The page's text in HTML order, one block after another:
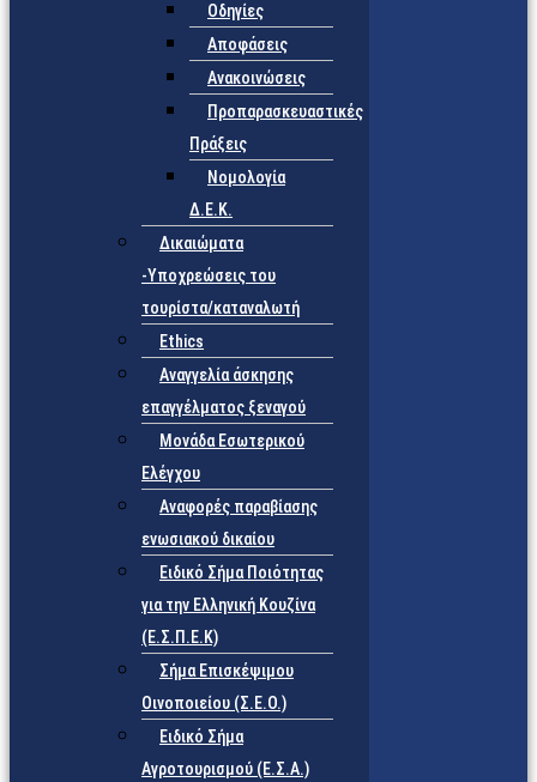
Οδηγίες
Αποφάσεις
Ανακοινώσεις
Προπαρασκευαστικές
Πράξεις
Νομολογία
Δ.Ε.Κ.
Δικαιώματα
-Υποχρεώσεις του
τουρίστα/καταναλωτή
Ethics
Αναγγελία άσκησης
επαγγέλματος ξεναγού
Μονάδα Εσωτερικού
Ελέγχου
Αναφορές παραβίασης
ενωσιακού δικαίου
Ειδικό Σήμα Ποιότητας
για την Ελληνική Κουζίνα
(Ε.Σ.Π.Ε.Κ)
Σήμα Επισκέψιμου
Οινοποιείου (Σ.Ε.Ο.)
Ειδικό Σήμα
Αγροτουρισμού (Ε.Σ.Α.)